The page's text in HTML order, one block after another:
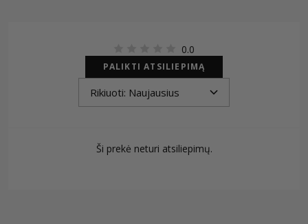
0.0
PALIKTI ATSILIEPIMĄ
Ši prekė neturi atsiliepimų.